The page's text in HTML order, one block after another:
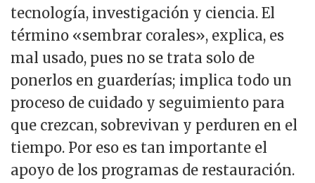
tecnología, investigación y ciencia. El
término «sembrar corales», explica, es
mal usado, pues no se trata solo de
ponerlos en guarderías; implica todo un
proceso de cuidado y seguimiento para
que crezcan, sobrevivan y perduren en el
tiempo. Por eso es tan importante el
apoyo de los programas de restauración.